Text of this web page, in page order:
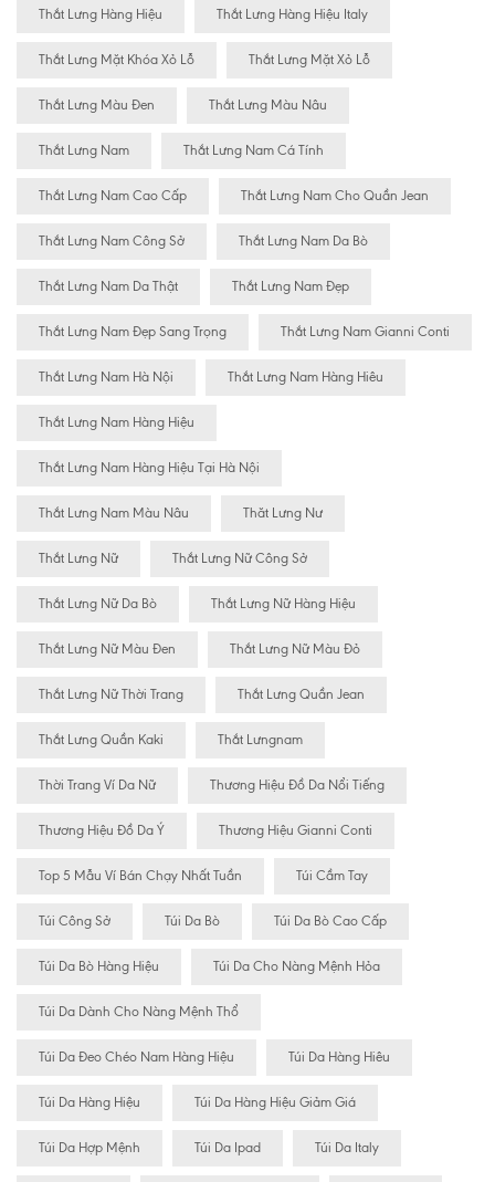
Thắt Lưng Hàng Hiệu Thắt Lưng Hàng Hiệu Italy
Thắt Lưng Mặt Khóa Xỏ Lỗ Thắt Lưng Mặt Xỏ Lỗ
Thắt Lưng Màu Đen Thắt Lưng Màu Nâu
Thắt Lưng Nam Thắt Lưng Nam Cá Tính
Thắt Lưng Nam Cao Cấp Thắt Lưng Nam Cho Quần Jean
Thắt Lưng Nam Công Sở Thắt Lưng Nam Da Bò
Thắt Lưng Nam Da Thật Thắt Lưng Nam Đẹp
Thắt Lưng Nam Đẹp Sang Trọng Thắt Lưng Nam Gianni Conti
Thắt Lưng Nam Hà Nội Thắt Lưng Nam Hàng Hiêu
Thắt Lưng Nam Hàng Hiệu
Thắt Lưng Nam Hàng Hiệu Tại Hà Nội
Thắt Lưng Nam Màu Nâu Thăt Lưng Nư
Thắt Lưng Nữ Thắt Lưng Nữ Công Sở
Thắt Lưng Nữ Da Bò Thắt Lưng Nữ Hàng Hiệu
Thắt Lưng Nữ Màu Đen Thắt Lưng Nữ Màu Đỏ
Thắt Lưng Nữ Thời Trang Thắt Lưng Quần Jean
Thắt Lưng Quần Kaki Thắt Lưngnam
Thời Trang Ví Da Nữ Thương Hiệu Đồ Da Nổi Tiếng
Thương Hiệu Đồ Da Ý Thương Hiệu Gianni Conti
Top 5 Mẫu Ví Bán Chạy Nhất Tuần Túi Cầm Tay
Túi Công Sở Túi Da Bò Túi Da Bò Cao Cấp
Túi Da Bò Hàng Hiệu Túi Da Cho Nàng Mệnh Hỏa
Túi Da Dành Cho Nàng Mệnh Thổ
Túi Da Đeo Chéo Nam Hàng Hiệu Túi Da Hàng Hiêu
Túi Da Hàng Hiệu Túi Da Hàng Hiệu Giảm Giá
Túi Da Hợp Mệnh Túi Da Ipad Túi Da Italy